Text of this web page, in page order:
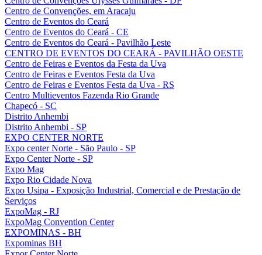
Centro de Convenções, em Aracaju
Centro de Eventos do Ceará
Centro de Eventos do Ceará - CE
Centro de Eventos do Ceará - Pavilhão Leste
CENTRO DE EVENTOS DO CEARÁ - PAVILHÃO OESTE
Centro de Feiras e Eventos da Festa da Uva
Centro de Feiras e Eventos Festa da Uva
Centro de Feiras e Eventos Festa da Uva - RS
Centro Multieventos Fazenda Rio Grande
Chapecó - SC
Distrito Anhembi
Distrito Anhembi - SP
EXPO CENTER NORTE
Expo center Norte - São Paulo - SP
Expo Center Norte - SP
Expo Mag
Expo Rio Cidade Nova
Expo Usipa - Exposição Industrial, Comercial e de Prestação de
Serviços
ExpoMag - RJ
ExpoMag Convention Center
EXPOMINAS - BH
Expominas BH